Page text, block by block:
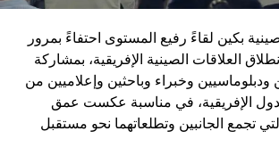
إطار رؤية طويلة الأمد تهدف إلى جعل
“الجيوش العالمية من الطراز الأول”.
الصينية أنها لا تسعى إلى الهيمنة، بل
وبناء نظام دولي أكثر توازناً.
بكين لقاءً رفيع المستوى احتفاءً بمرور
العلاقات الصينية الإفريقية، بمشاركة
وخبراء وباحثين وإعلاميين من
الإفريقية، في مناسبة عكست عمق
تجمع الجانبين وتطلعاتهما نحو مستقبل